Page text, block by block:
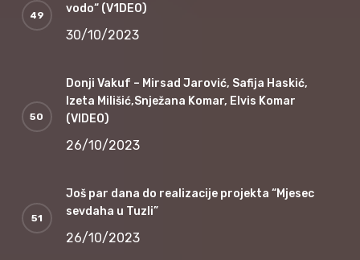
vodo“ (V1DEO)
30/10/2023
Donji Vakuf – Mirsad Jarović, Safija Haskić,
Izeta Milišić,Snježana Komar, Elvis Komar
(VIDEO)
26/10/2023
Još par dana do realizacije projekta “Mjesec
sevdaha u Tuzli”
26/10/2023